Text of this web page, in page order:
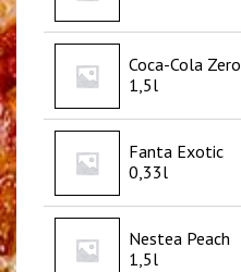
Coca-Cola Zero
1,5l
Fanta Exotic
0,33l
Nestea Peach
1,5l